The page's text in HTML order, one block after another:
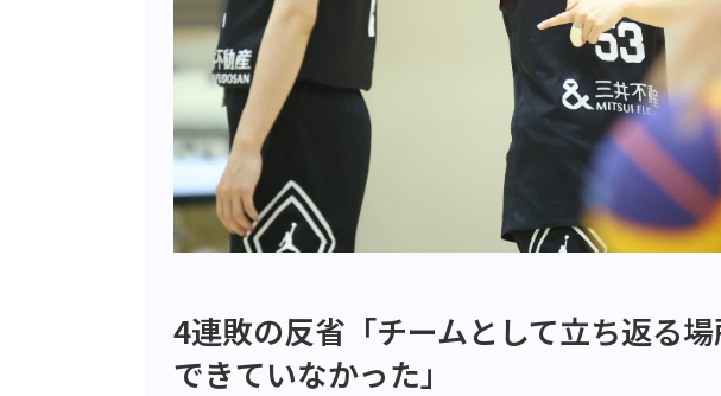
4連敗の反省「チームとして立ち返る
できていなかった」